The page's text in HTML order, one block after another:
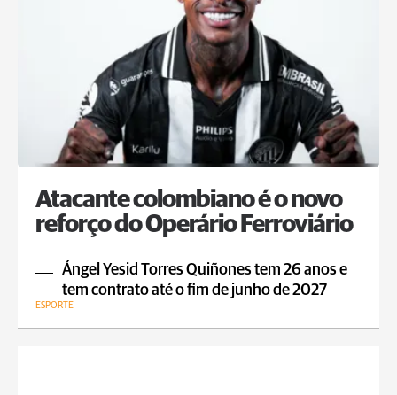
Atacante colombiano é o novo
reforço do Operário Ferroviário
Ángel Yesid Torres Quiñones tem 26 anos e
tem contrato até o fim de junho de 2027
ESPORTE